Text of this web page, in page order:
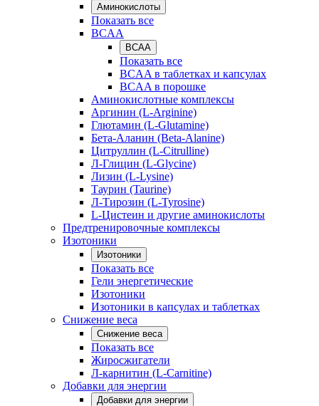
Аминокислоты
Показать все
BCAA
BCAA
Показать все
BCAA в таблетках и капсулах
BCAA в порошке
Аминокислотные комплексы
Аргинин (L-Arginine)
Глютамин (L-Glutamine)
Бета-Аланин (Beta-Alanine)
Цитруллин (L-Citrulline)
Л-Глицин (L-Glycine)
Лизин (L-Lysine)
Таурин (Taurine)
Л-Тирозин (L-Tyrosine)
L-Цистеин и другие аминокислоты
Предтренировочные комплексы
Изотоники
Изотоники
Показать все
Гели энергетические
Изотоники
Изотоники в капсулах и таблетках
Снижение веса
Снижение веса
Показать все
Жиросжигатели
Л-карнитин (L-Carnitine)
Добавки для энергии
Добавки для энергии